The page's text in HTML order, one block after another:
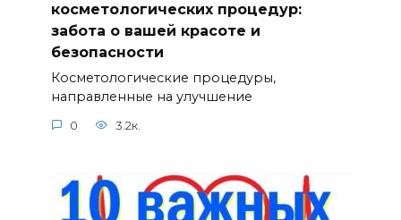
косметологических процедур:
забота о вашей красоте и
безопасности
Косметологические процедуры,
направленные на улучшение
0 3.2к.